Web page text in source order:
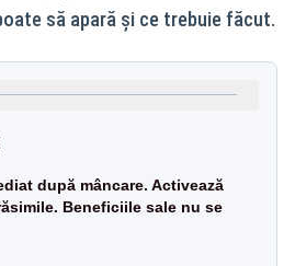
să apară și ce trebuie făcut.
după mâncare. Activează
Beneficiile sale nu se